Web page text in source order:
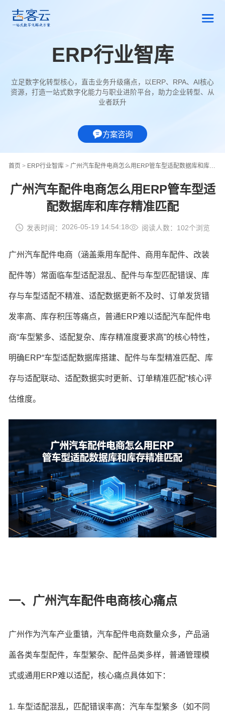
ERP行业智库
立足数字化转型核心，直击业务升级痛点，以ERP、RPA、AI核心
资源，打造一站式数字化能力与职业进阶平台，助力企业转型、从
业者跃升
方案咨询
首页 > ERP行业智库 > 广州汽车配件电商怎么用ERP管车型适配数据库和库存精准匹配
广州汽车配件电商怎么用ERP管车型适
配数据库和库存精准匹配
发表时间：2026-05-19 14:54:18 阅读人数：102个浏览
广州汽车配件电商（涵盖乘用车配件、商用车配件、改装
配件等）常面临车型适配混乱、配件与车型匹配错误、库
存与车型适配不精准、适配数据更新不及时、订单发货错
发率高、库存积压等痛点，普通ERP难以适配汽车配件电
商“车型繁多、适配复杂、库存精准度要求高”的核心特性，
明确ERP“车型适配数据库搭建、配件与车型精准匹配、库
存与适配联动、适配数据实时更新、订单精准匹配”核心评
估维度。
一、广州汽车配件电商核心痛点
广州作为汽车产业重镇，汽车配件电商数量众多，产品涵
盖各类车型配件，车型繁杂、配件品类多样，普通管理模
式或通用ERP难以适配，核心痛点具体如下：
1. 车型适配混乱，匹配错误率高：汽车车型繁多（如不同